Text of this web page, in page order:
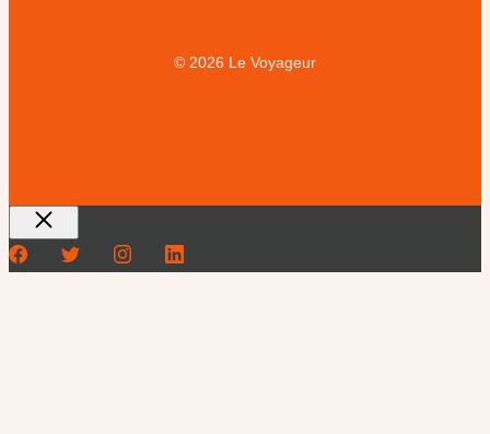
© 2026 Le Voyageur
Fermer